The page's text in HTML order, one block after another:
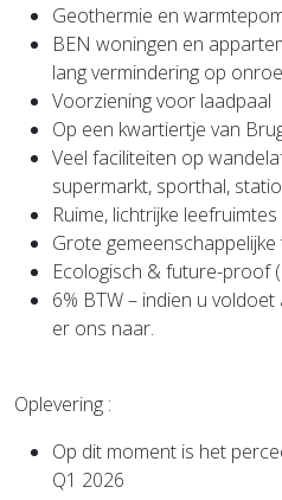
Geothermie en
BEN woningen en
lang vermindering op
Voorziening voor laadpaal
Op een kwartiertje van
Veel faciliteiten op
supermarkt, sporthal,
Ruime, lichtrijke
Grote gemeenschappelijke
Ecologisch & future-proof
6% BTW – indien u
er ons naar.
Oplevering :
Op dit moment is het
Q1 2026